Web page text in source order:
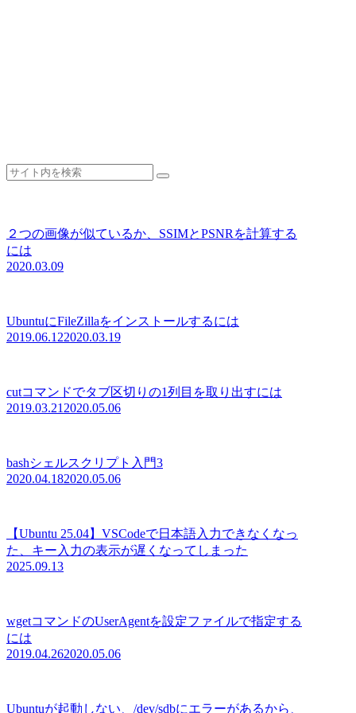
２つの画像が似ているか、SSIMとPSNRを計算する
には
2020.03.09
UbuntuにFileZillaをインストールするには
2019.06.122020.03.19
cutコマンドでタブ区切りの1列目を取り出すには
2019.03.21 2020.05.06
bashシェルスクリプト入門3
2020.04.182020.05.06
【Ubuntu 25.04】VSCodeで日本語入力できなくなっ
た、キー入力の表示が遅くなってしまった
2025.09.13
wgetコマンドのUserAgentを設定ファイルで指定する
には
2019.04.262020.05.06
Ubuntuが起動しない、/dev/sdbにエラーがあるから、